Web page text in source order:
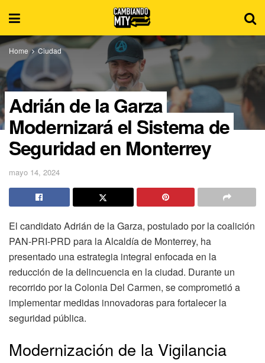
Home Ciudad
Adrián de la Garza
Modernizará el Sistema de
Seguridad en Monterrey
mayo 14, 2024
El candidato Adrián de la Garza, postulado por la coalición
PAN-PRI-PRD para la Alcaldía de Monterrey, ha
presentado una estrategia integral enfocada en la
reducción de la delincuencia en la ciudad. Durante un
recorrido por la Colonia Del Carmen, se comprometió a
implementar medidas innovadoras para fortalecer la
seguridad pública.
Modernización de la Vigilancia